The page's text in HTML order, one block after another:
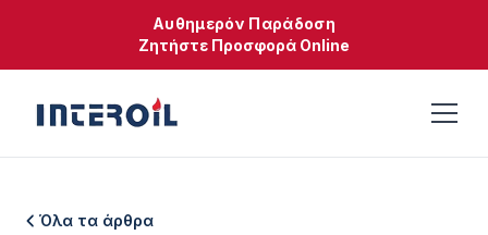
Αυθημερόν Παράδοση
Ζητήστε Προσφορά Online
Όλα τα άρθρα